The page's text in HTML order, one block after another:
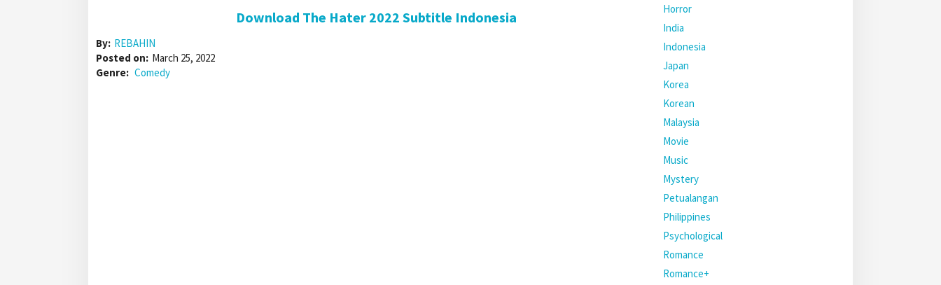
Download The Hater 2022 Subtitle Indonesia
By: REBAHIN
Posted on: March 25, 2022
Genre: Comedy
Horror
India
Indonesia
Japan
Korea
Korean
Malaysia
Movie
Music
Mystery
Petualangan
Philippines
Psychological
Romance
Romance+